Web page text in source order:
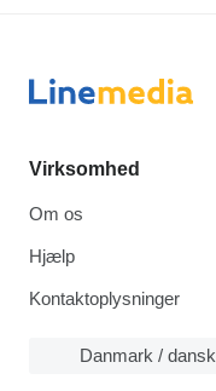
Virksomhed
Om os
Hjælp
Kontaktoplysninger
Danmark / dansk